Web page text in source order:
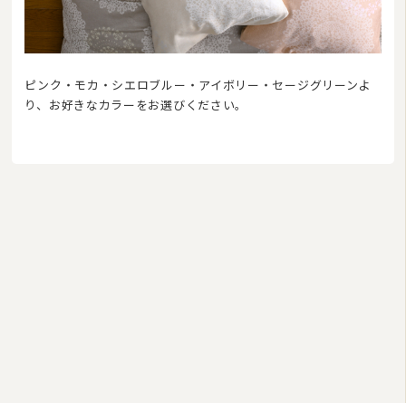
ピンク・モカ・シエロブルー・アイボリー・セージグリーンよ
り、お好きなカラーをお選びください。